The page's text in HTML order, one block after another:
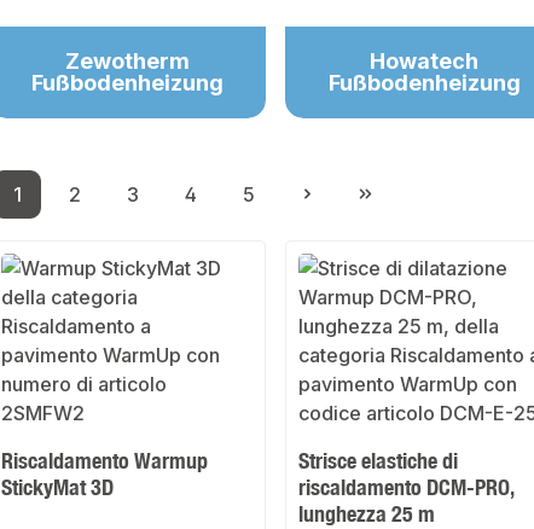
Zewotherm
Fußbodenheizung
Howatech
Fußbodenheizung
Pagina
1
Pagina
2
Pagina
3
Pagina
4
Pagina
5
Riscaldamento Warmup
StickyMat 3D
Strisce elastiche di
riscaldamento DCM-PRO,
lunghezza 25 m